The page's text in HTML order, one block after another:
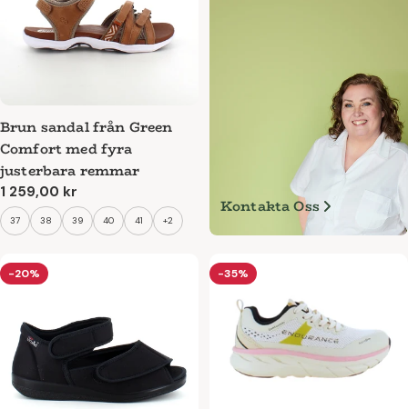
Brun sandal från Green
Comfort med fyra
justerbara remmar
Ordinarie
pris
1 259,00 kr
37 38 39 40 41 +2
Kontakta Oss
-20% -35%